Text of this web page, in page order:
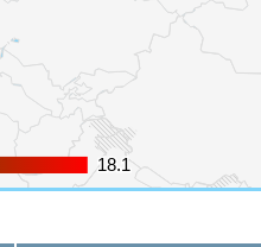
18.1
18.1